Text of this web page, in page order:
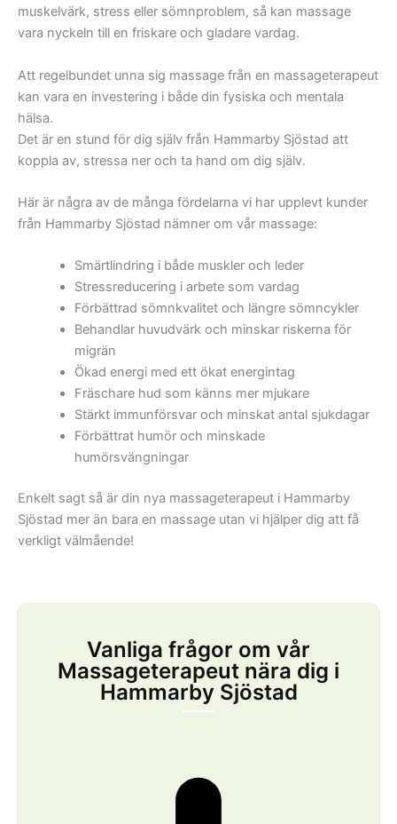
muskelvärk, stress eller sömnproblem, så kan massage
vara nyckeln till en friskare och gladare vardag.
Att regelbundet unna sig massage från en massageterapeut
kan vara en investering i både din fysiska och mentala
hälsa.
Det är en stund för dig själv från Hammarby Sjöstad att
koppla av, stressa ner och ta hand om dig själv.
Här är några av de många fördelarna vi har upplevt kunder
från Hammarby Sjöstad nämner om vår massage:
Smärtlindring i både muskler och leder
Stressreducering i arbete som vardag
Förbättrad sömnkvalitet och längre sömncykler
Behandlar huvudvärk och minskar riskerna för
migrän
Ökad energi med ett ökat energintag
Fräschare hud som känns mer mjukare
Stärkt immunförsvar och minskat antal sjukdagar
Förbättrat humör och minskade
humörsvängningar
Enkelt sagt så är din nya massageterapeut i Hammarby
Sjöstad mer än bara en massage utan vi hjälper dig att få
verkligt välmående!
Vanliga frågor om vår
Massageterapeut nära dig i
Hammarby Sjöstad